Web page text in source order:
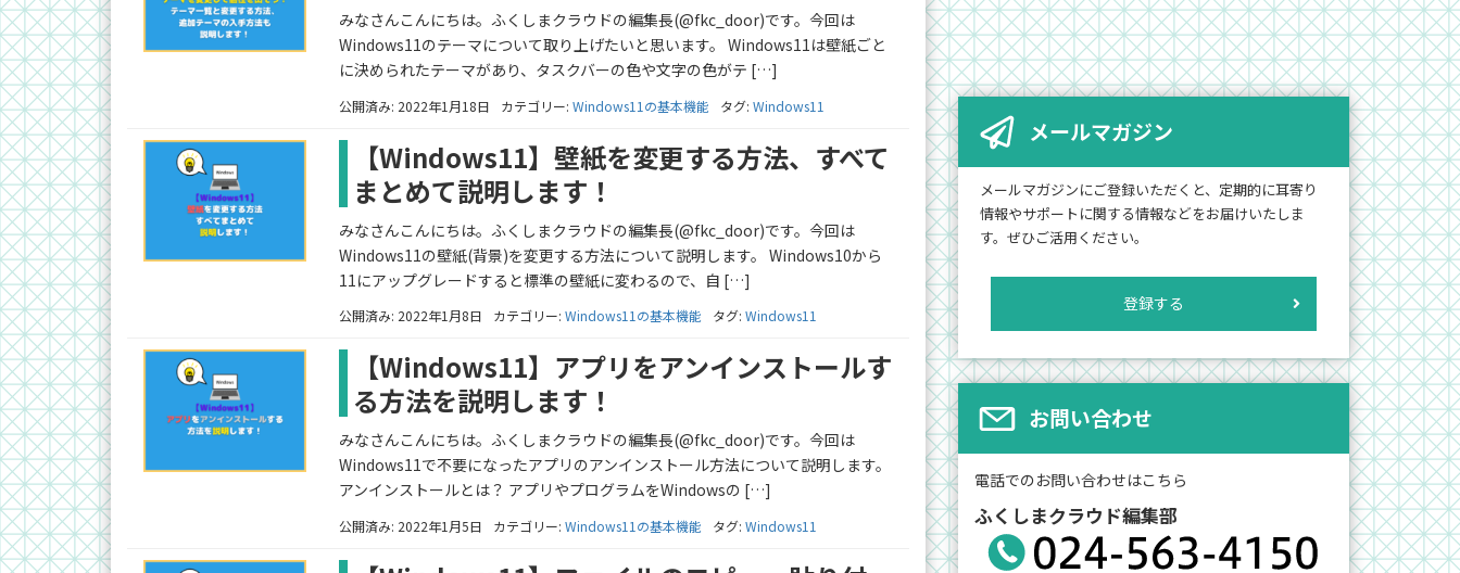
みなさんこんにちは。ふくしまクラウドの編集長(@fkc_door)です。今回は
Windows11のテーマについて取り上げたいと思います。 Windows11は壁紙ごと
に決められたテーマがあり、タスクバーの色や文字の色がテ […]
公開済み: 2022年1月18日 カテゴリー: Windows11の基本機能 タグ: Windows11
【Windows11】壁紙を変更する方法、すべて
まとめて説明します！
みなさんこんにちは。ふくしまクラウドの編集長(@fkc_door)です。今回は
Windows11の壁紙(背景)を変更する方法について説明します。 Windows10から
11にアップグレードすると標準の壁紙に変わるので、自 […]
公開済み: 2022年1月8日 カテゴリー: Windows11の基本機能 タグ: Windows11
【Windows11】アプリをアンインストールす
る方法を説明します！
みなさんこんにちは。ふくしまクラウドの編集長(@fkc_door)です。今回は
Windows11で不要になったアプリのアンインストール方法について説明します。
アンインストールとは？ アプリやプログラムをWindowsの […]
公開済み: 2022年1月5日 カテゴリー: Windows11の基本機能 タグ: Windows11
メールマガジン
メールマガジンにご登録いただくと、定期的に耳寄り
情報やサポートに関する情報などをお届けいたしま
す。ぜひご活用ください。
登録する
お問い合わせ
電話でのお問い合わせはこちら
ふくしまクラウド編集部